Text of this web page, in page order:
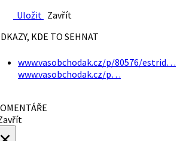
Uložit Zavřít
KDE TO SEHNAT
www.vasobchodak.cz/p/80576/estrid…
www.vasobchodak.cz/p…